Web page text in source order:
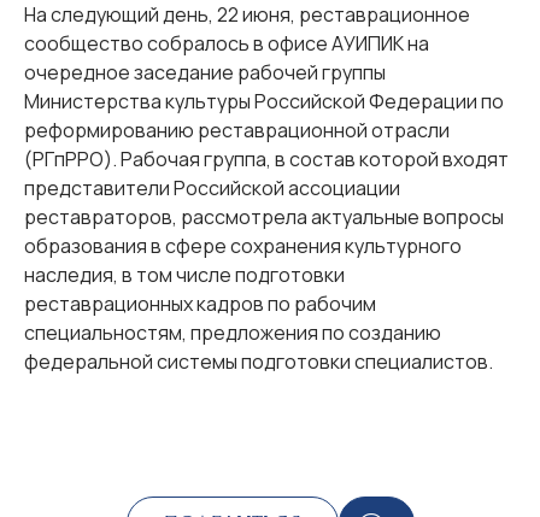
На следующий день, 22 июня, реставрационное
сообщество собралось в офисе АУИПИК на
очередное заседание рабочей группы
Министерства культуры Российской Федерации по
реформированию реставрационной отрасли
(РГпРРО). Рабочая группа, в состав которой входят
представители Российской ассоциации
реставраторов, рассмотрела актуальные вопросы
образования в сфере сохранения культурного
наследия, в том числе подготовки
реставрационных кадров по рабочим
специальностям, предложения по созданию
федеральной системы подготовки специалистов.